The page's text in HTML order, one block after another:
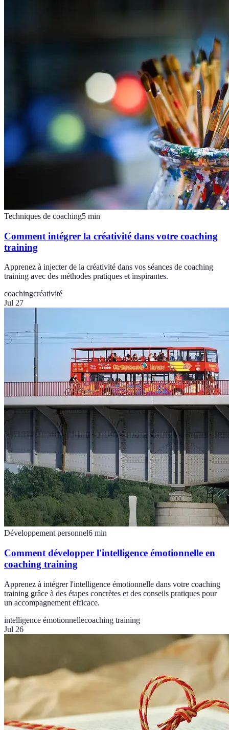
Techniques de coaching5 min
Comment intégrer la créativité dans votre coaching
training
Apprenez à injecter de la créativité dans vos séances de coaching
training avec des méthodes pratiques et inspirantes.
coachingcréativité
Jul 27
Développement personnel6 min
Comment développer l'intelligence émotionnelle en
coaching training
Apprenez à intégrer l'intelligence émotionnelle dans votre coaching
training grâce à des étapes concrètes et des conseils pratiques pour
un accompagnement efficace.
intelligence émotionnellecoaching training
Jul 26